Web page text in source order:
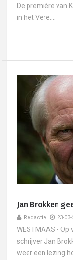
De première van
in het Vere....
Jan Brokken
Redactie 23-
WESTMAAS - Op
schrijver Jan
weer een lezing